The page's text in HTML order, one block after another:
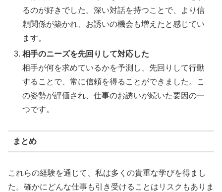
るのが好きでした。深い対話を持つことで、より信
頼関係が築かれ、お誘いの機会も増えたと感じてい
ます。
相手のニーズを先回りして対応した
相手が何を求めているかを予測し、先回りして行動
することで、常に信頼を得ることができました。こ
の姿勢が評価され、仕事のお誘いが続いた要因の一
つです。
まとめ
これらの経験を通じて、私は多くの貴重な学びを得まし
た。確かにどんな仕事も引き受けることはリスクもありま